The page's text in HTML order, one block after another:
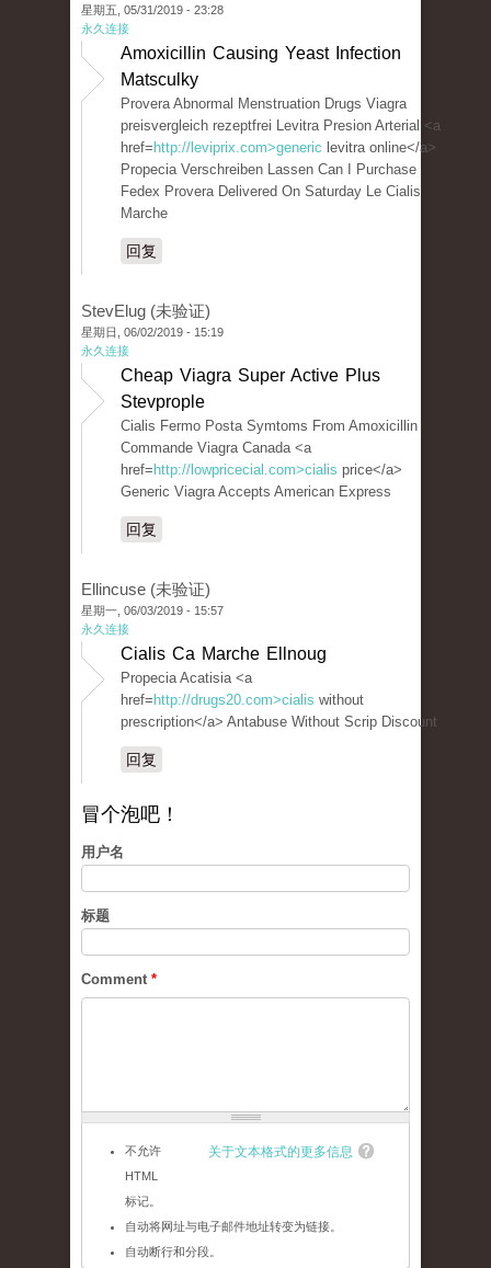
星期五, 05/31/2019 - 23:28
永久连接
Amoxicillin Causing Yeast Infection
Matsculky
Provera Abnormal Menstruation Drugs Viagra
preisvergleich rezeptfrei Levitra Presion Arterial <a
href= http://leviprix.com>generic levitra online</a>
Propecia Verschreiben Lassen Can I Purchase
Fedex Provera Delivered On Saturday Le Cialis
Marche
回复
StevElug (未验证)
星期日, 06/02/2019 - 15:19
永久连接
Cheap Viagra Super Active Plus
Stevprople
Cialis Fermo Posta Symtoms From Amoxicillin
Commande Viagra Canada <a
href= http://lowpricecial.com>cialis price</a>
Generic Viagra Accepts American Express
回复
Ellincuse (未验证)
星期一, 06/03/2019 - 15:57
永久连接
Cialis Ca Marche Ellnoug
Propecia Acatisia <a
href= http://drugs20.com>cialis without
prescription</a> Antabuse Without Scrip Discount
回复
冒个泡吧！
用户名
标题
Comment *
关于文本格式的更多信息
不允许
HTML
标记。
自动将网址与电子邮件地址转变为链接。
自动断行和分段。